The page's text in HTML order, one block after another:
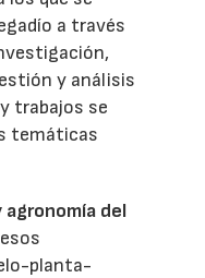
a través
y análisis
trabajos se
temáticas
agronomía del
planta-